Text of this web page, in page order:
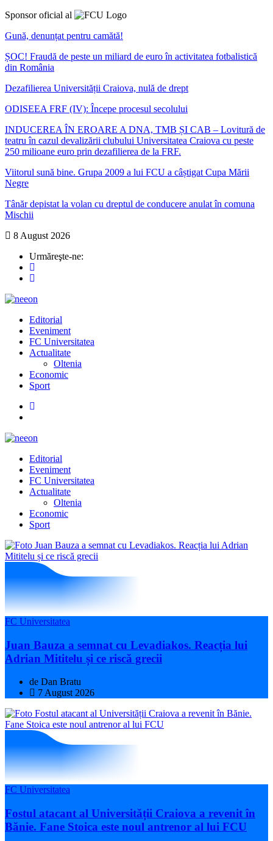
Sponsor oficial al
Gună, denunțat pentru camătă!
ȘOC! Fraudă de peste un miliard de euro în activitatea fotbalistică
din România
Dezafilierea Universității Craiova, nulă de drept
ODISEEA FRF (IV): Începe procesul secolului
INDUCEREA ÎN EROARE A DNA, TMB ȘI CAB – Lovitură de
teatru în cazul devalizării clubului Universitatea Craiova cu peste
250 milioane euro prin dezafilierea de la FRF.
Viitorul sună bine. Grupa 2009 a lui FCU a câștigat Cupa Mării
Negre
Tânăr depistat la volan cu dreptul de conducere anulat în comuna
Mischii
8 August 2026
Urmăreşte-ne:
Editorial
Eveniment
FC Universitatea
Actualitate
Oltenia
Economic
Sport
Editorial
Eveniment
FC Universitatea
Actualitate
Oltenia
Economic
Sport
FC Universitatea
Juan Bauza a semnat cu Levadiakos. Reacția lui
Adrian Mititelu și ce riscă grecii
de Dan Bratu
7 August 2026
FC Universitatea
Fostul atacant al Universității Craiova a revenit în
Bănie. Fane Stoica este noul antrenor al lui FCU